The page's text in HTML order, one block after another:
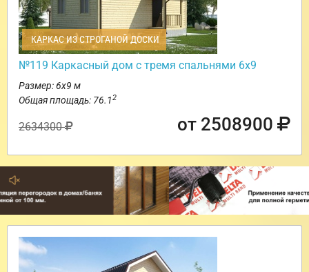
КАРКАС ИЗ СТРОГАНОЙ ДОСКИ
№119 Каркасный дом с тремя спальнями 6х9
Размер: 6х9 м
Общая площадь: 76.12
2634300 от 2508900